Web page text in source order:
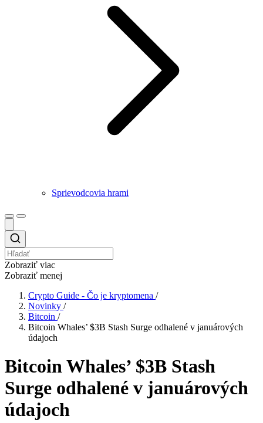
Sprievodcovia hrami
Zobraziť viac
Zobraziť menej
Crypto Guide - Čo je kryptomena /
Novinky /
Bitcoin /
Bitcoin Whales’ $3B Stash Surge odhalené v januárových
údajoch
Bitcoin Whales’ $3B Stash
Surge odhalené v januárových
údajoch